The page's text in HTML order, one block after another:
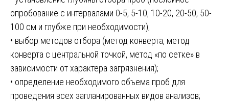
опробование с интервалами 0-5, 5-10, 10-20, 20-50, 50-
100 см и глубже при необходимости);
• выбор методов отбора (метод конверта, метод
конверта с центральной точкой, метод «по сетке» в
зависимости от характера загрязнения);
• определение необходимого объема проб для
проведения всех запланированных видов анализов;